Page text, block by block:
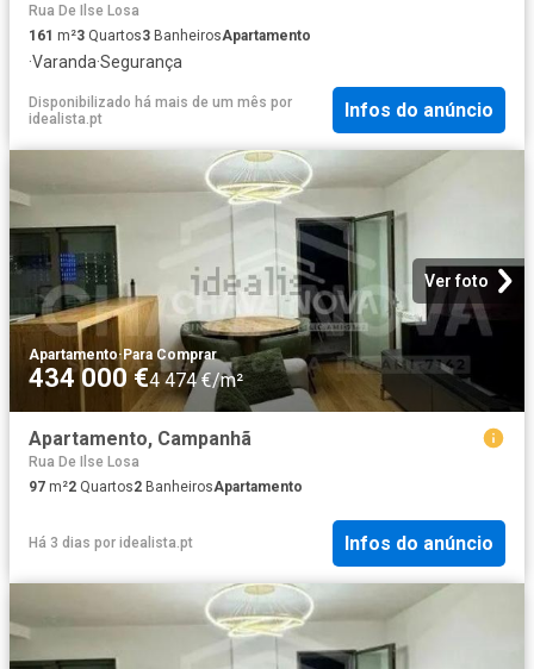
Rua De Ilse Losa
161 m²3 Quartos3 BanheirosApartamento
·Varanda·Segurança
Disponibilizado há mais de um mês por
idealista.pt
Infos do anúncio
Ver foto
Apartamento· Para Comprar
434 000 €4 474 €/m²
Apartamento, Campanhã
Rua De Ilse Losa
97 m²2 Quartos2 BanheirosApartamento
Há 3 dias por idealista.pt Infos do anúncio